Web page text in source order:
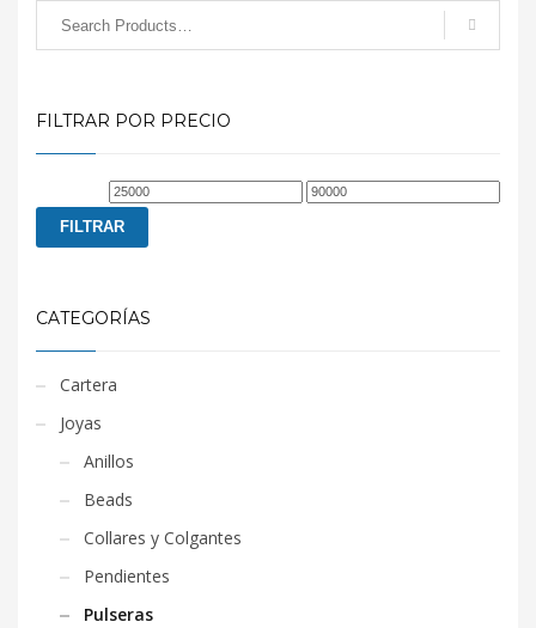
FILTRAR POR PRECIO
Precio
mínimo
Precio
FILTRAR
CATEGORÍAS
Cartera
Joyas
Anillos
Beads
Collares y Colgantes
Pendientes
Pulseras